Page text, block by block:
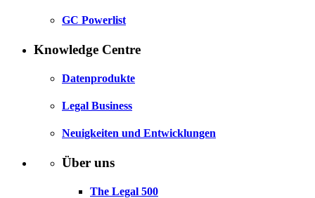
GC Powerlist
Knowledge Centre
Datenprodukte
Legal Business
Neuigkeiten und Entwicklungen
Über uns
The Legal 500